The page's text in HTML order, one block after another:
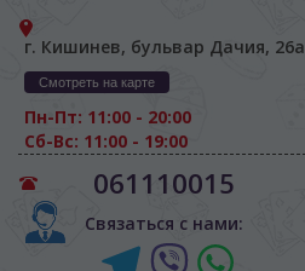
г. Кишинев, бульвар Дачия, 26а
Смотреть на карте
Пн-Пт: 11:00 - 20:00
Сб-Вс: 11:00 - 19:00
061110015
Связаться с нами: